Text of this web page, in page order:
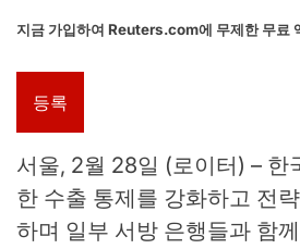
지금 가입하여 Reuters.com에 무제한 무료
등록
서울, 2월 28일 (로이터) – 한
한 수출 통제를 강화하고 전
하며 일부 서방 은행들과 함